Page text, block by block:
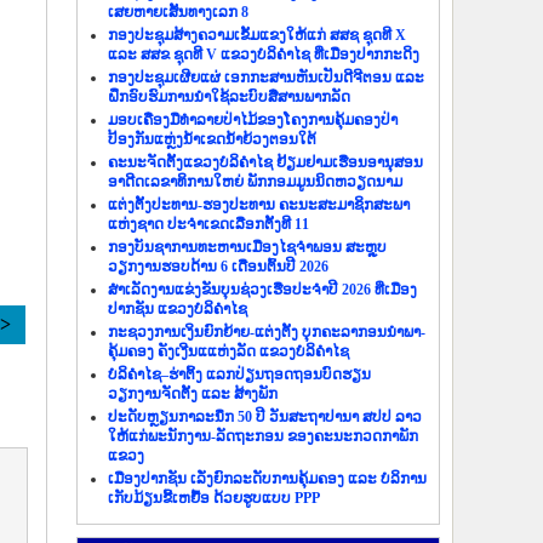
ເສຍຫາຍເສັ້ນທາງເລກ 8
ກອງປະຊຸມສ້າງຄວາມເຂັ້ມແຂງໃຫ້ແກ່ ສສຊ ຊຸດທີ X
ແລະ ສສຂ ຊຸດທີ V ແຂວງບໍລິຄຳໄຊ ທີ່ເມືອງປາກກະດິງ
ກອງປະຊຸມເຜີຍແຜ່ ເອກກະສານຫັນເປັນດີຈີຕອນ ແລະ
ຝຶກອົບຮົມການນຳໃຊ້ລະບົບສື່ສານພາກລັດ
ມອບເຄື່ອງມືທຳລາຍປ່າໄມ້ຂອງໂຄງການຄຸ້ມຄອງປ່າ
ປ້ອງກັນແຫຼ່ງນ້ຳເຂດນ້ຳຍ້ວງຕອນໃຕ້
ຄະນະຈັດຕັ້ງແຂວງບໍລິຄຳໄຊ ຢ້ຽມຢາມເຮືອນອານຸສອນ
ອາດີດເລຂາທິການໃຫຍ່ ພັກກອມມູນນິດຫວຽດນາມ
ແຕ່ງຕັ້ງປະທານ-ຮອງປະທານ ຄະນະສະມາຊິກສະພາ
ແຫ່ງຊາດ ປະຈຳເຂດເລືອກຕັ້ງທີ 11
ກອງບັນຊາການທະຫານເມືອງໄຊຈຳພອນ ສະຫຼຸບ
ວຽກງານຮອບດ້ານ 6 ເດືອນຕົ້ນປີ 2026
ສຳເລັດງານແຂ່ງຂັນບຸນຊ່ວງເຮືອປະຈຳປີ 2026 ທີ່ເມືອງ
ປາກຊັນ ແຂວງບໍລິຄຳໄຊ
ກະຊວງການເງິນຍົກຍ້າຍ-ແຕ່ງຕັ້ງ ບຸກຄະລາກອນນຳພາ-
ຄຸ້ມຄອງ ຄັງເງີນແແຫ່ງລັດ ແຂວງບໍລິຄຳໄຊ
ບໍລິຄຳໄຊ–ຮ່າຕິ້ງ ແລກປ່ຽນຖອດຖອນບົດຮຽນ
ວຽກງານຈັດຕັ້ງ ແລະ ສ້າງພັກ
ປະດັບຫຼຽນກາລະນຶກ 50 ປີ ວັນສະຖາປານາ ສປປ ລາວ
ໃຫ້ແກ່ພະນັກງານ-ລັດຖະກອນ ຂອງຄະນະກວດກາພັກ
ແຂວງ
ເມືອງປາກຊັນ ເລັ່ງຍົກລະດັບການຄຸ້ມຄອງ ແລະ ບໍລິການ
ເກັບມ້ຽນຂີ້ເຫຍື້ອ ດ້ວຍຮູບແບບ PPP